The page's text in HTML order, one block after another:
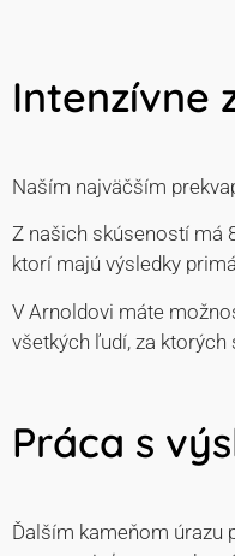
Intenzívne
Naším najväčším
Z našich skúseností má
ktorí majú výsledky
V Arnoldovi máte
všetkých ľudí, za
Práca s
Ďalším kameňom úrazu